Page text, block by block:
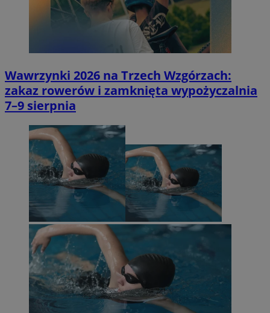
Wawrzynki 2026 na Trzech Wzgórzach:
zakaz rowerów i zamknięta wypożyczalnia
7–9 sierpnia